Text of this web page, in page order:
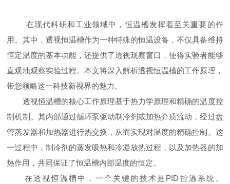
在现代科研和工业领域中，恒温槽发挥着至关重要的作
用。其中，透视恒温槽作为一种特殊的恒温设备，不仅具备维持
恒定温度的基本功能，还提供了透视观察窗口，使得实验者能够
直观地观察实验过程。本文将深入解析透视恒温槽的工作原理，
带您领略这一科技新视界的魅力。
透视恒温槽的核心工作原理基于热力学原理和精确的温度控
制机制。其内部通过循环泵驱动制冷剂或加热介质流动，经过盘
管蒸发器和加热器进行热交换，从而实现对温度的精确控制。这
一过程中，制冷剂的蒸发吸热和冷凝放热过程，以及加热器的加
热作用，共同保证了恒温槽内部温度的恒定。
在透视恒温槽中，一个关键的技术是PID控温系统。